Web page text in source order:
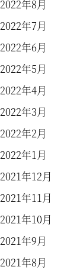
2022年8月
2022年7月
2022年6月
2022年5月
2022年4月
2022年3月
2022年2月
2022年1月
2021年12月
2021年11月
2021年10月
2021年9月
2021年8月